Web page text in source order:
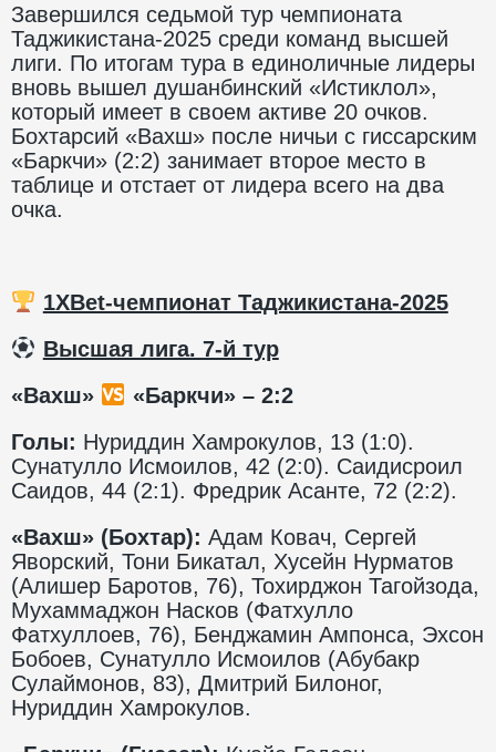
Завершился седьмой тур чемпионата
Таджикистана-2025 среди команд высшей
лиги. По итогам тура в единоличные лидеры
вновь вышел душанбинский «Истиклол»,
который имеет в своем активе 20 очков.
Бохтарсий «Вахш» после ничьи с гиссарским
«Баркчи» (2:2) занимает второе место в
таблице и отстает от лидера всего на два
очка.
1XBet-чемпионат Таджикистана-2025
Высшая лига. 7-й тур
«Вахш»
«Баркчи» – 2:2
Голы: Нуриддин Хамрокулов, 13 (1:0).
Сунатулло Исмоилов, 42 (2:0). Саидисроил
Саидов, 44 (2:1). Фредрик Асанте, 72 (2:2).
«Вахш» (Бохтар): Адам Ковач, Сергей
Яворский, Тони Бикатал, Хусейн Нурматов
(Алишер Баротов, 76), Тохирджон Тагойзода,
Мухаммаджон Насков (Фатхулло
Фатхуллоев, 76), Бенджамин Ампонса, Эхсон
Бобоев, Сунатулло Исмоилов (Абубакр
Сулаймонов, 83), Дмитрий Билоног,
Нуриддин Хамрокулов.